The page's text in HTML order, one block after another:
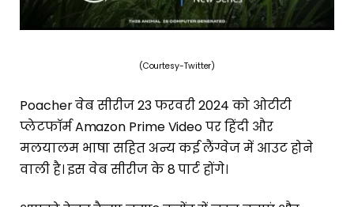
(Courtesy-Twitter)
Poacher वेब सीरीज 23 फरवरी 2024 को ओटीटी
प्लेटफॉर्म Amazon Prime Video पर हिंदी और
मलयालम भाषा सहित अन्य कई लैंग्वेज में आउट होने
वाली है। इस वेब सीरीज के 8 पार्ट होंगे।